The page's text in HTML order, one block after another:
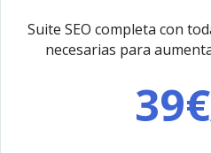
Suite SEO completa con
necesarias para
39€